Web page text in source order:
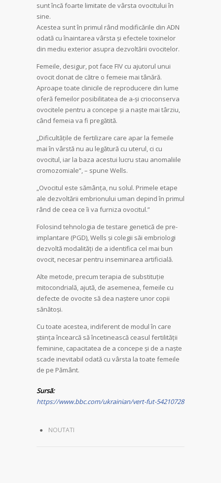
sunt încă foarte limitate de vârsta ovocitului în
sine.
Acestea sunt în primul rând modificările din ADN
odată cu înaintarea vârsta și efectele toxinelor
din mediu exterior asupra dezvoltării ovocitelor.
Femeile, desigur, pot face FIV cu ajutorul unui
ovocit donat de către o femeie mai tânără.
Aproape toate clinicile de reproducere din lume
oferă femeilor posibilitatea de a-și crioconserva
ovocitele pentru a concepe și a naște mai târziu,
când femeia va fi pregătită.
„Dificultățile de fertilizare care apar la femeile
mai în vârstă nu au legătură cu uterul, ci cu
ovocitul, iar la baza acestui lucru stau anomaliile
cromozomiale”, – spune Wells.
„Ovocitul este sămânța, nu solul. Primele etape
ale dezvoltării embrionului uman depind în primul
rând de ceea ce îi va furniza ovocitul.”
Folosind tehnologia de testare genetică de pre-
implantare (PGD), Wells și colegii săi embriologi
dezvoltă modalități de a identifica cel mai bun
ovocit, necesar pentru inseminarea artificială.
Alte metode, precum terapia de substituție
mitocondrială, ajută, de asemenea, femeile cu
defecte de ovocite să dea naștere unor copii
sănătoși.
Cu toate acestea, indiferent de modul în care
știința încearcă să încetinească ceasul fertilității
feminine, capacitatea de a concepe și de a naște
scade inevitabil odată cu vârsta la toate femeile
de pe Pământ.
Sursă:
https://www.bbc.com/ukrainian/vert-fut-54210728
NOUTATI